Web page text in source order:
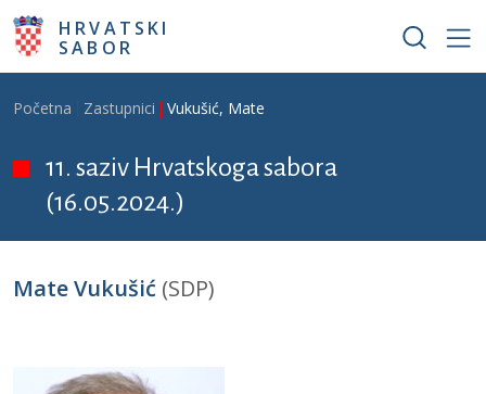
Skoči na glavni sadržaj
HRVATSKI
SABOR
Breadcrumb
Početna Zastupnici Vukušić, Mate
11. saziv Hrvatskoga sabora
(16.05.2024.)
Mate Vukušić (SDP)